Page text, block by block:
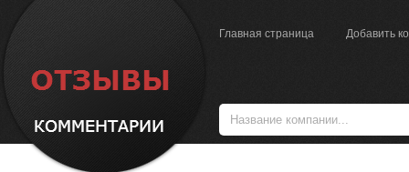
Главная страница Добавить